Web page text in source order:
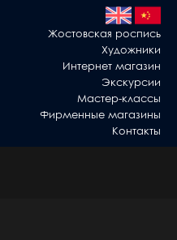
Жостовская роспись
Художники
Интернет магазин
Экскурсии
Мастер-классы
Фирменные магазины
Контакты